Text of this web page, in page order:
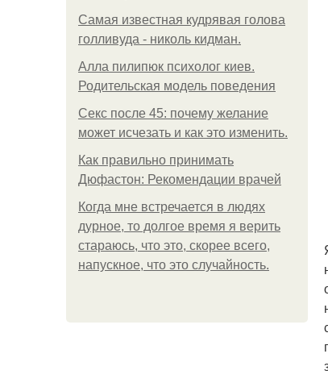
Самая известная кудрявая голова
голливуда - николь кидман.
Алла пилипюк психолог киев.
Родительская модель поведения
Секс после 45: почему желание
может исчезать и как это изменить.
Как правильно принимать
Дюфастон: Рекомендации врачей
Когда мне встречается в людях
дурное, то долгое время я верить
стараюсь, что это, скорее всего,
напускное, что это случайность.